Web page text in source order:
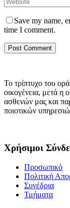
Save my name,
time I comment.
Το τρίπτυχο του
οικογένεια, μετά η
ασθενών μας και
ποιοτικών
Χρήσιμοι
Προσωπικό
Πολιτική
Συνέδρια
Τμήματα